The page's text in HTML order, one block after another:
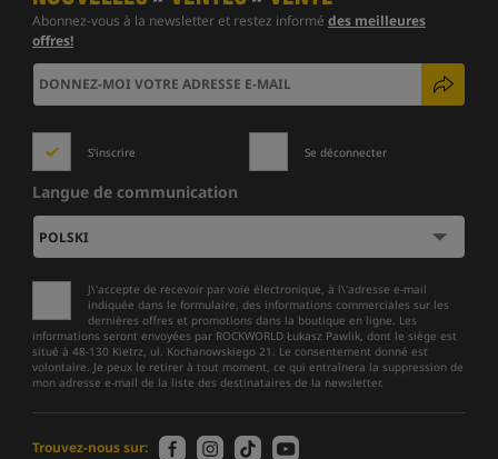
Abonnez-vous à la newsletter et restez informé des meilleures
offres!
S'inscrire Se déconnecter
Langue de communication
J\'accepte de recevoir par voie électronique, à l\'adresse e-mail
indiquée dans le formulaire, des informations commerciales sur les
dernières offres et promotions dans la boutique en ligne. Les
informations seront envoyées par ROCKWORLD Łukasz Pawlik, dont le siège est
situé à 48-130 Kietrz, ul. Kochanowskiego 21. Le consentement donné est
volontaire. Je peux le retirer à tout moment, ce qui entraînera la suppression de
mon adresse e-mail de la liste des destinataires de la newsletter.
Trouvez-nous sur: